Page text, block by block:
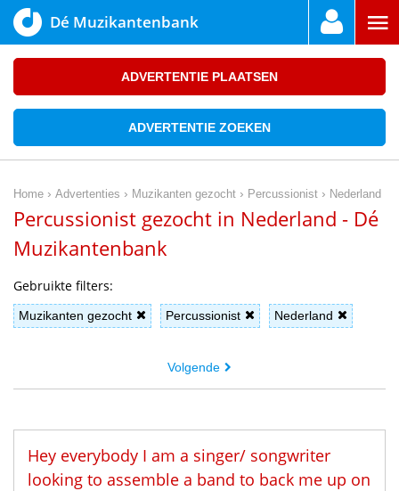
Dé Muzikantenbank
ADVERTENTIE PLAATSEN
ADVERTENTIE ZOEKEN
Home › Advertenties › Muzikanten gezocht › Percussionist › Nederland
Percussionist gezocht in Nederland - Dé
Muzikantenbank
Gebruikte filters:
Muzikanten gezocht Percussionist Nederland
Volgende
Hey everybody I am a singer/ songwriter
looking to assemble a band to back me up on